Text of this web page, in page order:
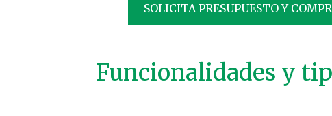
SOLICITA PRESUPUESTO Y
Funcionalidades y